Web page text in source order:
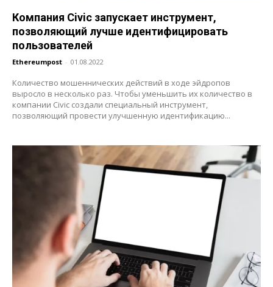
Компания Civic запускает инструмент,
позволяющий лучше идентифицировать
пользователей
Ethereumpost - 01.08.2022
Количество мошеннических действий в ходе эйдропов
выросло в несколько раз. Чтобы уменьшить их количество в
компании Civic создали специальный инструмент,
позволяющий провести улучшенную идентификацию...